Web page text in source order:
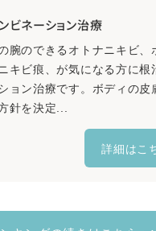
ビネーション治療
腕のできるオトナニキビ、
キビ痕、が気になる方に根
ョン治療です。ボディの皮
針を決定...
詳細はこ